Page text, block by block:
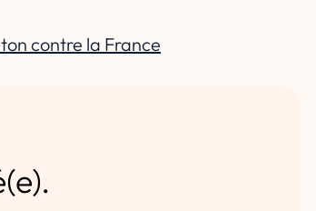
contre la France